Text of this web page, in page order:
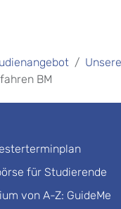
BM
für Studierende
von A-Z: GuideMe